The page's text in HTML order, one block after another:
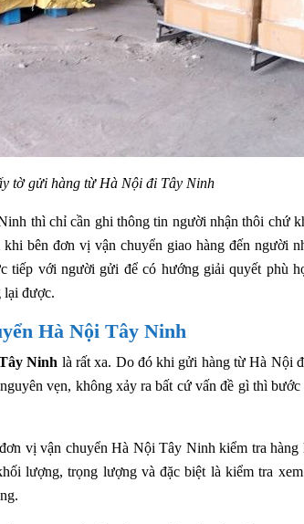
tờ gửi hàng từ Hà Nội đi Tây Ninh
thì chỉ cần ghi thông tin người nhận thôi chứ
bên đơn vị vận chuyển giao hàng đến người
tiếp với người gửi để có hướng giải quyết phù
lại được.
Hà Nội Tây Ninh
Ninh là rất xa. Do đó khi gửi hàng từ Hà Nội
vẹn, không xảy ra bất cứ vấn đề gì thì
vị vận chuyển Hà Nội Tây Ninh kiểm tra hàng
lượng, trọng lượng và đặc biệt là kiểm tra